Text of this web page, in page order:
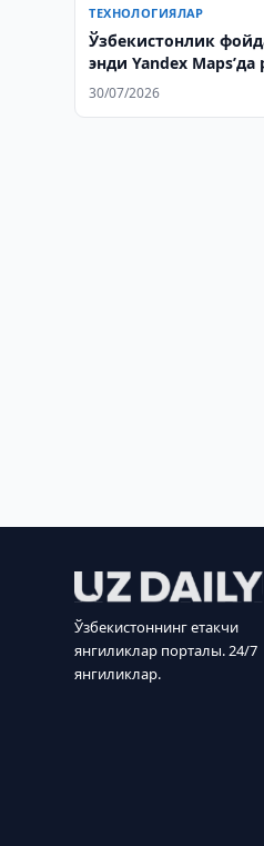
ТЕХНОЛОГИЯЛАР
Ўзбекистонлик
энди Yandex Maps’да
вақтдаги
30/07/2026
Ўзбекистоннинг етакчи
янгиликлар порталы. 24/7
янгиликлар.